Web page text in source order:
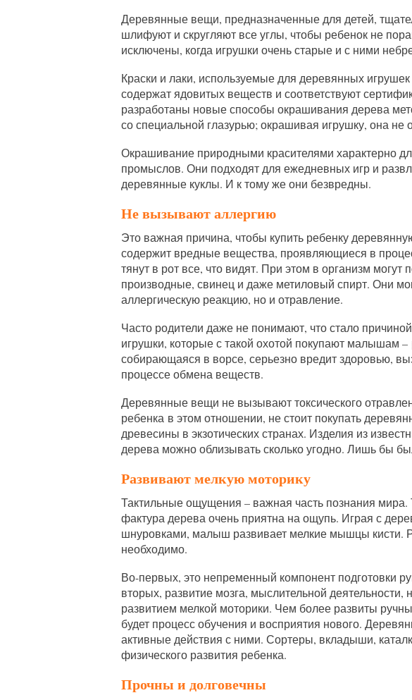
Деревянные вещи, предназначенные для детей,
шлифуют и скругляют все углы, чтобы ребенок не
исключены, когда игрушки очень старые и с ними
Краски и лаки, используемые для деревянных
содержат ядовитых веществ и соответствуют
разработаны новые способы окрашивания дерева
со специальной глазурью; окрашивая игрушку, она не
Окрашивание природными красителями характерно
промыслов. Они подходят для ежедневных игр и
деревянные куклы. И к тому же они безвредны.
Не вызывают аллергию
Это важная причина, чтобы купить ребенку
содержит вредные вещества, проявляющиеся в
тянут в рот все, что видят. При этом в организм могут
производные, свинец и даже метиловый спирт. Они
аллергическую реакцию, но и отравление.
Часто родители даже не понимают, что стало
игрушки, которые с такой охотой покупают малышам
собирающаяся в ворсе, серьезно вредит здоровью,
процессе обмена веществ.
Деревянные вещи не вызывают токсического
ребенка в этом отношении, не стоит покупать
древесины в экзотических странах. Изделия из
дерева можно облизывать сколько угодно. Лишь бы
Развивают мелкую моторику
Тактильные ощущения – важная часть познания мира.
фактура дерева очень приятна на ощупь. Играя с
шнуровками, малыш развивает мелкие мышцы кисти.
необходимо.
Во-первых, это непременный компонент подготовки
вторых, развитие мозга, мыслительной деятельности,
развитием мелкой моторики. Чем более развиты
будет процесс обучения и восприятия нового.
активные действия с ними. Сортеры, вкладыши,
физического развития ребенка.
Прочны и долговечны